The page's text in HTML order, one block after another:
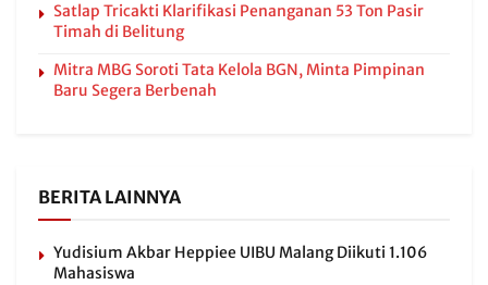
Satlap Tricakti Klarifikasi Penanganan 53 Ton Pasir
Timah di Belitung
Mitra MBG Soroti Tata Kelola BGN, Minta Pimpinan
Baru Segera Berbenah
BERITA LAINNYA
Yudisium Akbar Heppiee UIBU Malang Diikuti 1.106
Mahasiswa